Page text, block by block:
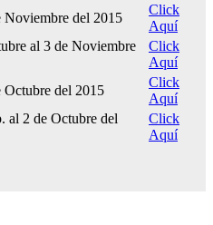
del 2015
Click
Aquí
al 3 de Noviembre
Click
Aquí
del 2015
Click
Aquí
al 2 de Octubre del
Click
Aquí